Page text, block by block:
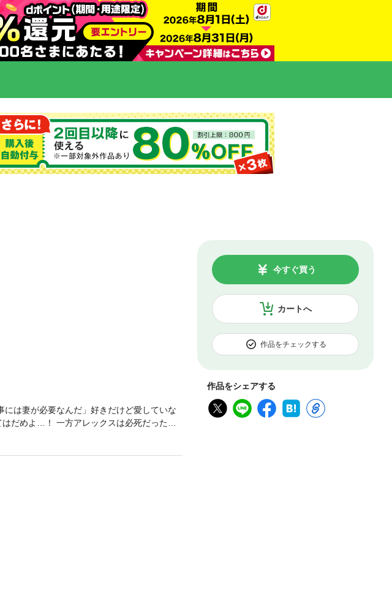
カートへ
今すぐ買う
作品をチェックする
作品をシェアする
は妻が必要なんだ」好きだけど愛していな
だめよ…！ 一方アレックスは必死だった。
役も難なくこなしてくれるだろう。そもそ